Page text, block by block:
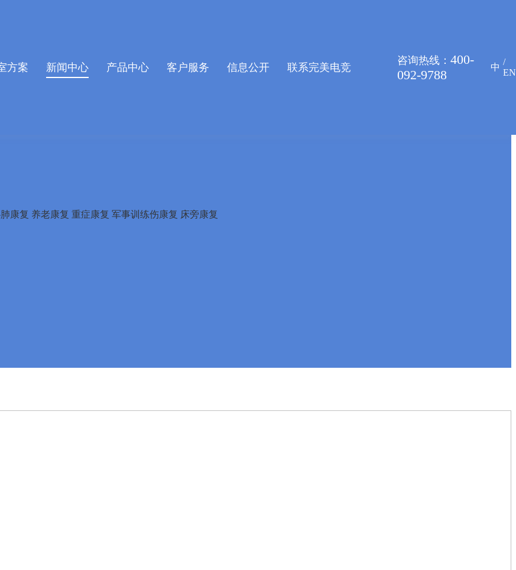
方案 新闻中心 产品中心 客户服务 信息公开 联系完美电竞
咨询热线：400-
092-9788
中 /
EN
康复 养老康复 重症康复 军事训练伤康复 床旁康复